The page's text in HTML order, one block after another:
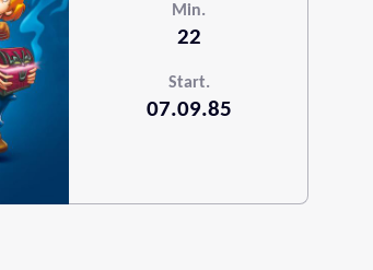
Min.
22
Start.
07.09.85